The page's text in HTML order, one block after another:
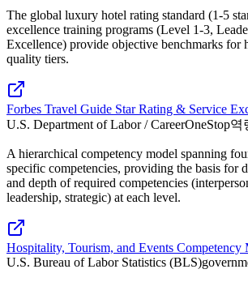
The global luxury hotel rating standard (1-5
excellence training programs (Level 1-3,
Excellence) provide objective benchmarks for
quality tiers.
Forbes Travel Guide Star Rating & Service
U.S. Department of Labor / CareerOneStop역
A hierarchical competency model spanning
specific competencies, providing the basis for
and depth of required competencies
leadership, strategic) at each level.
Hospitality, Tourism, and Events Competency
U.S. Bureau of Labor Statistics (BLS)